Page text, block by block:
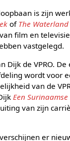
is zijn
of The
film en
vastgelegd.
Dijk de VPRO.
wordt voor
van de
Een
van zijn
er